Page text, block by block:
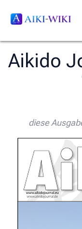
Aikido
diese